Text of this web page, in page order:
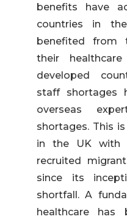
benefits have
countries in
benefited from
their healthcare
developed
staff shortages
overseas
shortages. This
in the UK with
recruited
since its
shortfall. A
healthcare has